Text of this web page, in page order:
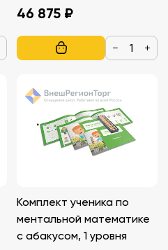
46 875 ₽
− +
Комплект ученика по
ментальной математике
с абакусом, 1 уровня